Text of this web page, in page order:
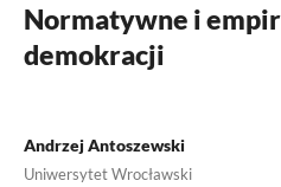
Normatywne i
demokracji
Andrzej Antoszewski
Uniwersytet Wrocławski